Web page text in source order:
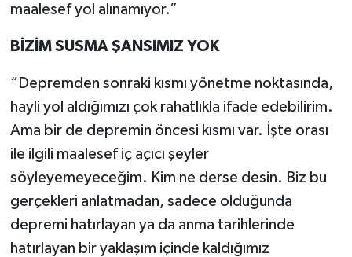
maalesef yol alınamıyor.”
BİZİM SUSMA ŞANSIMIZ YOK
“Depremden sonraki kısmı yönetme noktasında,
hayli yol aldığımızı çok rahatlıkla ifade edebilirim.
Ama bir de depremin öncesi kısmı var. İşte orası
ile ilgili maalesef iç açıcı şeyler
söyleyemeyeceğim. Kim ne derse desin. Biz bu
gerçekleri anlatmadan, sadece olduğunda
depremi hatırlayan ya da anma tarihlerinde
hatırlayan bir yaklaşım içinde kaldığımız